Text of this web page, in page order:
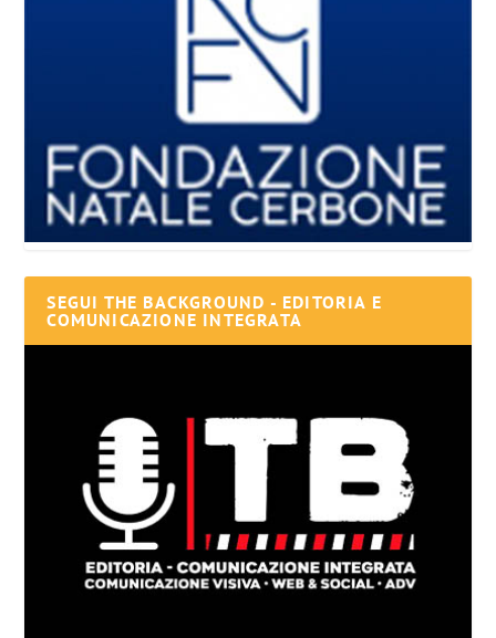
SEGUI THE BACKGROUND - EDITORIA E
COMUNICAZIONE INTEGRATA